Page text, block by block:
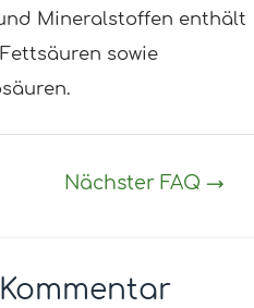
Mineralstoffen enthält
sowie
Nächster FAQ →